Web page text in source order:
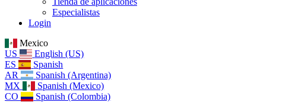
Especialistas
Login
Mexico
US
English (US)
ES
Spanish
AR
Spanish (Argentina)
MX
Spanish (Mexico)
CO
Spanish (Colombia)